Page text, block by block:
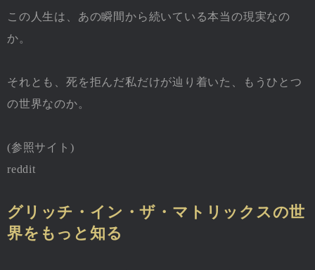
この人生は、あの瞬間から続いている本当の現実なの
か。
それとも、死を拒んだ私だけが辿り着いた、もうひとつ
の世界なのか。
(参照サイト)
reddit
グリッチ・イン・ザ・マトリックスの世
界をもっと知る